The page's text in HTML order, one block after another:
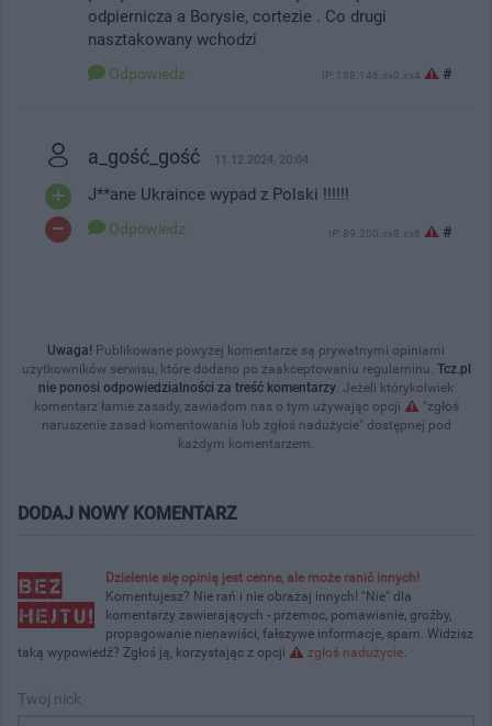
odpiernicza a Borysie, cortezie . Co drugi
nasztakowany wchodzi
Odpowiedz IP: 188.146.xx0.xx4 #
a_gość_gość 11.12.2024, 20:04
J**ane Ukraince wypad z Polski !!!!!!
Odpowiedz IP: 89.200.xx8.xx6 #
Uwaga! Publikowane powyżej komentarze są prywatnymi opiniami
użytkowników serwisu, które dodano po zaakceptowaniu regulaminu. Tcz.pl
nie ponosi odpowiedzialności za treść komentarzy . Jeżeli którykolwiek
komentarz łamie zasady, zawiadom nas o tym używając opcji
"zgłoś
naruszenie zasad komentowania lub zgłoś nadużycie" dostępnej pod
każdym komentarzem.
DODAJ NOWY KOMENTARZ
Dzielenie się opinią jest cenne, ale może ranić innych!
Komentujesz? Nie rań i nie obrażaj innych! "Nie" dla
komentarzy zawierających - przemoc, pomawianie, groźby,
propagowanie nienawiści, fałszywe informacje, spam. Widzisz
taką wypowiedź? Zgłoś ją, korzystając z opcji
zgłoś nadużycie
Twój nick